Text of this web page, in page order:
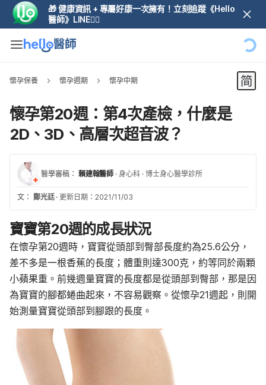
🎁 健康資訊 + 專屬好康一次擁有！立刻追蹤《Hello
醫師》LINE👆🏼
懷孕保養 懷孕週期 懷孕中期
懷孕第20週：第4次產檢，什麼是
2D、3D、高層次超音波？
醫學審稿： 賴建翰醫師 · 身心科 · 博士身心醫學診所
文： 鄭光廷 · 更新日期：2021/11/03
寶寶第20週的成長狀況
在懷孕第20週時，寶寶從頭部到臀部長度約為25.6公分，
差不多是一根香蕉的長度；體重則達300克，約等同於兩顆
小蘋果重。前幾週量寶寶的長度都是從頭部到臀部，那是因
為寶寶的腳都蜷曲起來，不容易觀察。從懷孕21週起，則開
始測量寶寶從頭部到腳跟的長度。